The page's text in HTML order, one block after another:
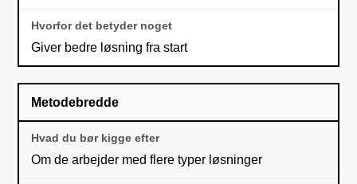
Giver bedre løsning fra start
Metodebredde
Om de arbejder med flere typer løsninger